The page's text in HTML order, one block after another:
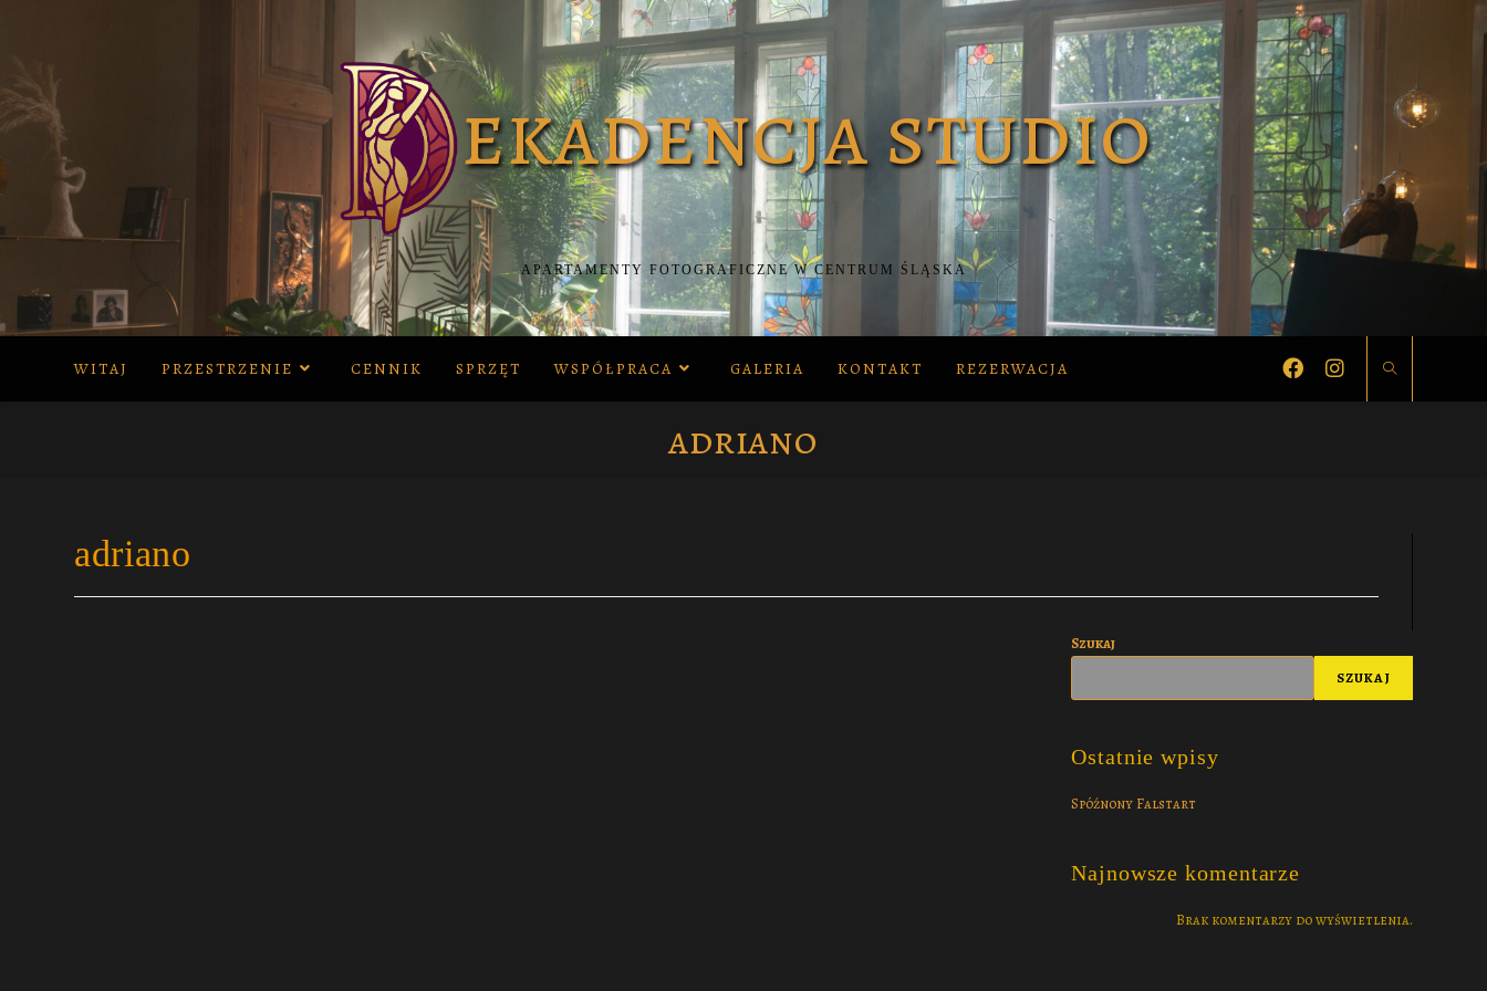
APARTAMENTY FOTOGRAFICZNE W CENTRUM ŚLĄSKA
WITAJ PRZESTRZENIE CENNIK SPRZĘT WSPÓŁPRACA GALERIA KONTAKT REZERWACJA
adriano
adriano
Szukaj
SZUKAJ
Ostatnie wpisy
Spóźnony Falstart
Najnowsze komentarze
Brak komentarzy do wyświetlenia.